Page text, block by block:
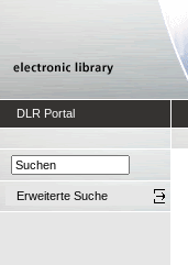
DLR Portal
Erweiterte Suche